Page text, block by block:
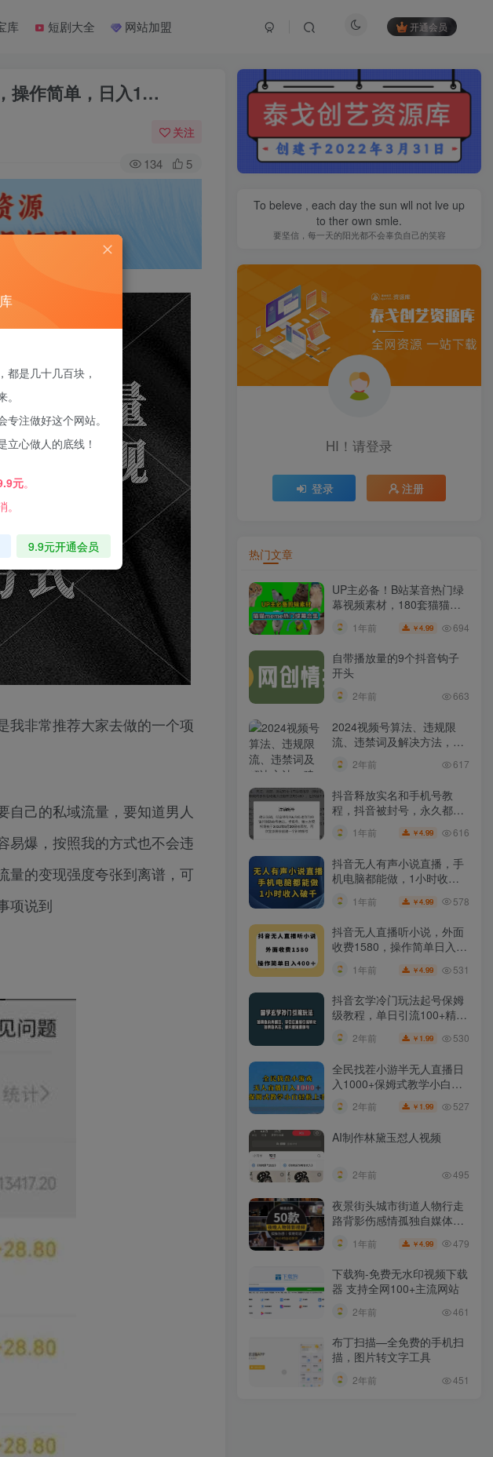
库 短剧大全 网站加盟 开通会员
操作简单，日入1…
关注
134 5
我非常推荐大家去做的一个项
自己的私域流量，要知道男人
易爆，按照我的方式也不会违
量的变现强度夸张到离谱，可
项说到
To beleve , each day the sun wll not lve up
to ther own smle.
要坚信，每一天的阳光都不会辜负自己的笑容
HI！请登录
登录 注册
热门文章
UP主必备！B站某音热门绿
幕视频素材，180套猫猫
meme动态绿幕合集包，含
背景图BGM，含使用教程
1年前 ￥4.99 694
自带播放量的9个抖音钩子
开头
2年前 663
2024视频号算法、违规限
流、违禁词及解决方法，建
2年前 617
抖音释放实名和手机号教
程，抖音被封号，永久都可
1年前 ￥4.99 616
抖音无人有声小说直播，手
机电脑都能做，1小时收入
1年前 ￥4.99 578
抖音无人直播听小说，外面
收费1580，操作简单日入
400+【揭秘】
1年前 ￥4.99 531
抖音玄学冷门玩法起号保姆
级教程，单日引流100+精准
玄学粉
2年前 ￥ 1.99 530
全民找茬小游半无人直播日
入1000+保姆式教学小白轻
2年前 ￥ 1.99 527
AI制作林黛玉怼人视频
2年前 495
夜景街头城市街道人物行走
路背影伤感情孤独自媒体抖
1年前 ￥4.99 479
下载狗-免费无水印视频下载
器 支持全网100+主流网站​
2年前 461
布丁扫描—全免费的手机扫
描，图片转文字工具
2年前 451
都是几十几百块，
注做好这个网站。
立心做人的底线！
元。
9.9元开通会员